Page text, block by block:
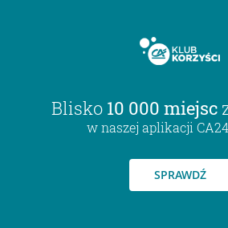
Blisko 10 000 miejsc
w naszej aplikacji
SPRAWDŹ